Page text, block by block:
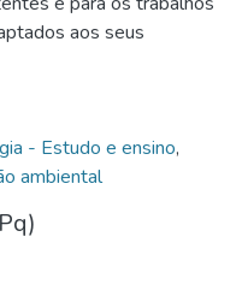
aos seus
- Estudo e ensino,
ambiental